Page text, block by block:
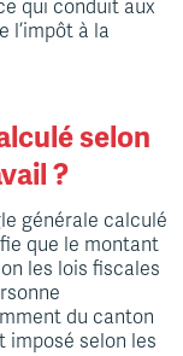
qui conduit aux
l’impôt à la
selon
?
générale calculé
que le montant
les lois fiscales
du canton
imposé selon les